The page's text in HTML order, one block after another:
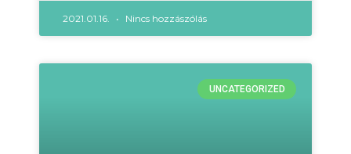
2021.01.16. Nincs hozzászólás
UNCATEGORIZED